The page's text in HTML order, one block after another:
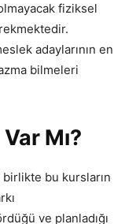
fiziksel
adaylarının en
bilmeleri
Mı?
bu kursların
ve planladığı